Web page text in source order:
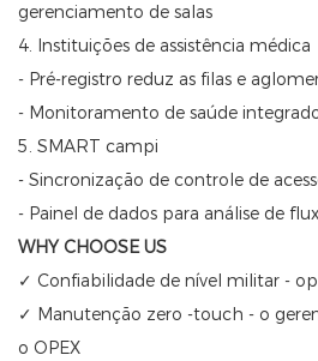
gerenciamento de salas
4. Instituições de assistência médica
- Pré-registro reduz as filas e
- Monitoramento de saúde
5. SMART campi
- Sincronização de controle de
- Painel de dados para análise de
WHY CHOOSE US
✓ Confiabilidade de nível militar -
✓ Manutenção zero -touch - o
o OPEX